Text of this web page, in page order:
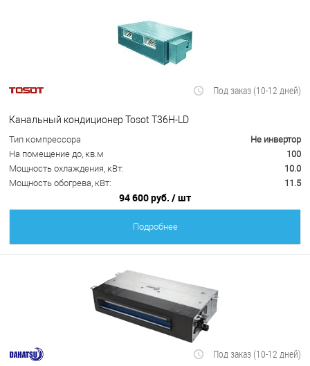
Под заказ (10-12 дней)
Канальный кондиционер Tosot T36H-LD
Тип компрессора
Не инвертор
На помещение до, кв.м
100
Мощность охлаждения, кВт:
10.0
Мощность обогрева, кВт:
11.5
94 600 руб. / шт
Подробнее
Под заказ (10-12 дней)